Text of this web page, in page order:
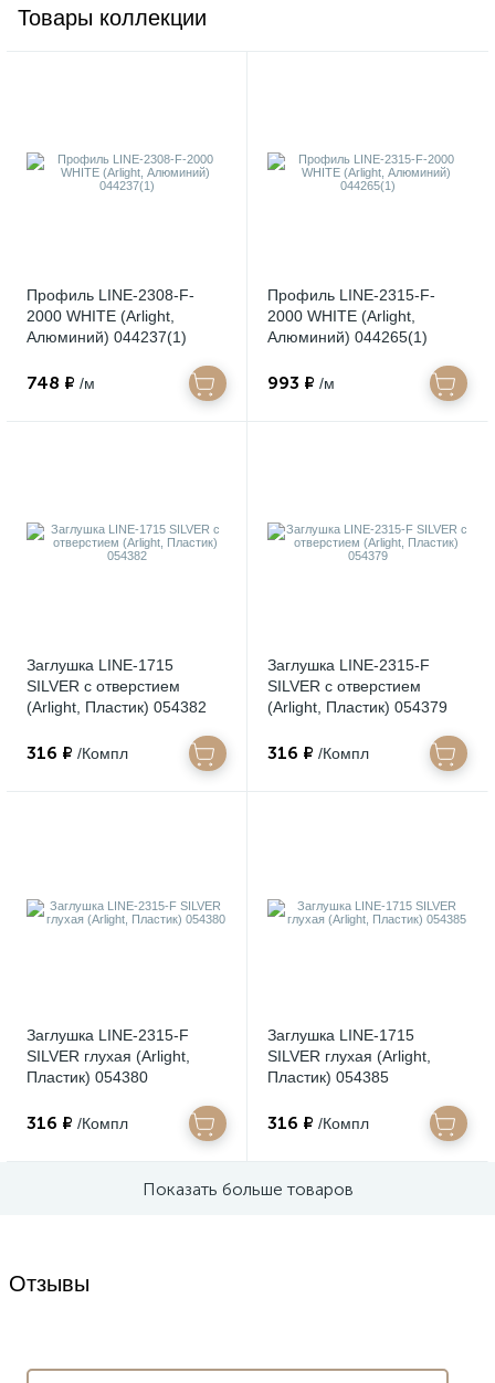
Товары коллекции
Профиль LINE-2308-F-
2000 WHITE (Arlight,
Алюминий) 044237(1)
748 ₽ /м
Профиль LINE-2315-F-
2000 WHITE (Arlight,
Алюминий) 044265(1)
993 ₽ /м
Заглушка LINE-1715
SILVER с отверстием
(Arlight, Пластик) 054382
316 ₽ /Компл
Заглушка LINE-2315-F
SILVER с отверстием
(Arlight, Пластик) 054379
316 ₽ /Компл
Заглушка LINE-2315-F
SILVER глухая (Arlight,
Пластик) 054380
316 ₽ /Компл
Заглушка LINE-1715
SILVER глухая (Arlight,
Пластик) 054385
316 ₽ /Компл
Показать больше товаров
Отзывы